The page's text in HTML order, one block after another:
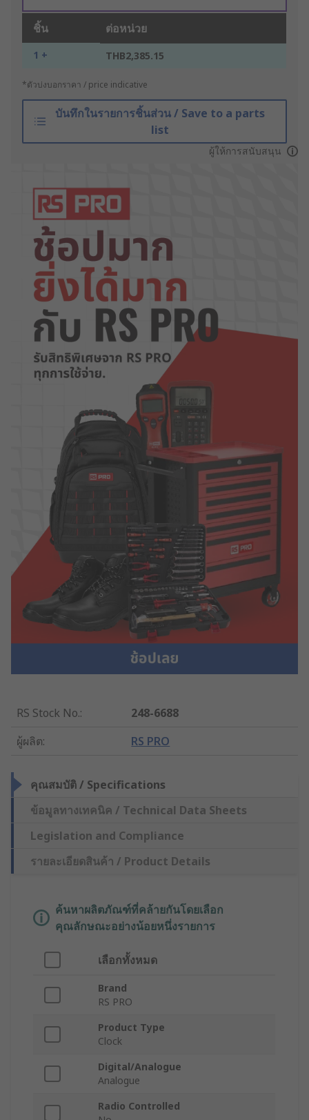
ชิ้น ต่อหน่วย
1 + THB2,385.15
*ตัวบ่งบอกราคา / price indicative
บันทึกในรายการชิ้นส่วน / Save to a parts
list
ผู้ให้การสนับสนุน
RS Stock No.:
248-6688
ผู้ผลิต: RS PRO
คุณสมบัติ / Specifications
ข้อมูลทางเทคนิค / Technical Data Sheets
Legislation and Compliance
รายละเอียดสินค้า / Product Details
ค้นหาผลิตภัณฑ์ที่คล้ายกันโดยเลือก
คุณลักษณะอย่างน้อยหนึ่งรายการ
เลือกทั้งหมด
Brand
RS PRO
Product Type
Clock
Digital/Analogue
Analogue
Radio Controlled